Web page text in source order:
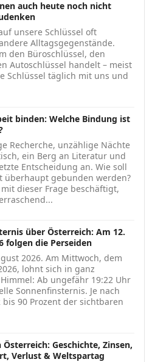
auch heute noch nicht
unsere Schlüssel oft
Alltagsgegenstände.
den Büroschlüssel, den
Autoschlüssel handelt – meist
Schlüssel täglich mit uns und
binden: Welche Bindung ist
Recherche, unzählige Nächte
ein Berg an Literatur und
Entscheidung an. Wie soll
überhaupt gebunden werden?
dieser Frage beschäftigt,
über Österreich: Am 12.
folgen die Perseiden
2026. Am Mittwoch, dem
lohnt sich in ganz
Ab ungefähr 19:22 Uhr
Sonnenfinsternis. Je nach
90 Prozent der sichtbaren
Österreich: Geschichte, Zinsen,
Verlust & Weltspartag